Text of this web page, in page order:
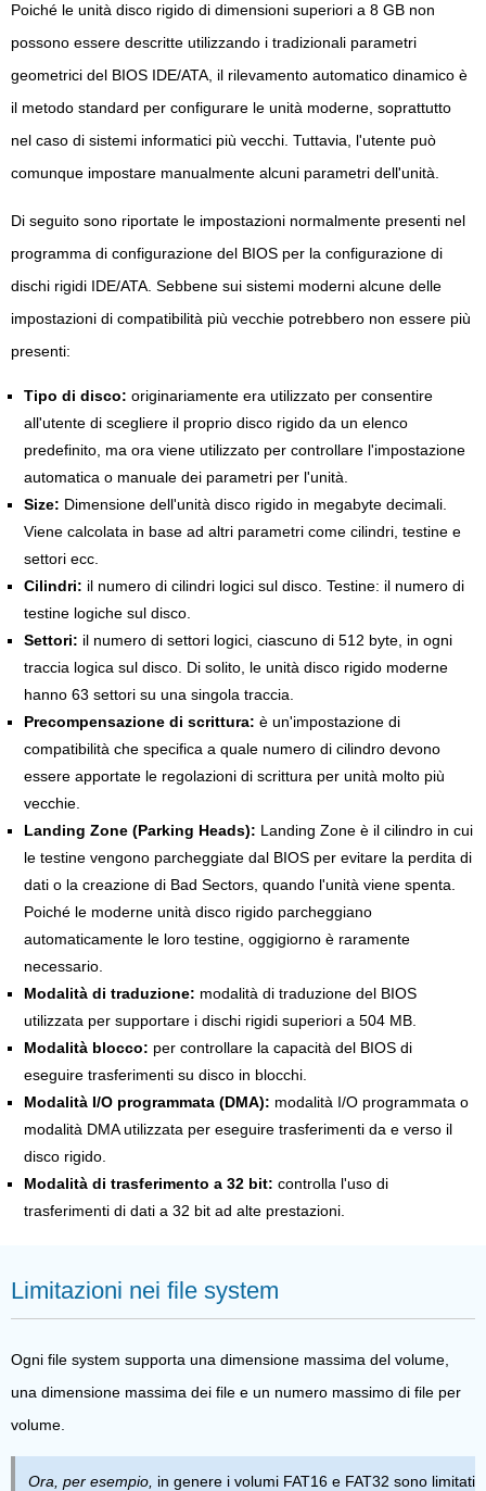
Poiché le unità disco rigido di dimensioni superiori a 8 GB non
possono essere descritte utilizzando i tradizionali parametri
geometrici del BIOS IDE/ATA, il rilevamento automatico dinamico è
il metodo standard per configurare le unità moderne, soprattutto
nel caso di sistemi informatici più vecchi. Tuttavia, l'utente può
comunque impostare manualmente alcuni parametri dell'unità.
Di seguito sono riportate le impostazioni normalmente presenti nel
programma di configurazione del BIOS per la configurazione di
dischi rigidi IDE/ATA. Sebbene sui sistemi moderni alcune delle
impostazioni di compatibilità più vecchie potrebbero non essere più
presenti:
Tipo di disco: originariamente era utilizzato per consentire
all'utente di scegliere il proprio disco rigido da un elenco
predefinito, ma ora viene utilizzato per controllare l'impostazione
automatica o manuale dei parametri per l'unità.
Size: Dimensione dell'unità disco rigido in megabyte decimali.
Viene calcolata in base ad altri parametri come cilindri, testine e
settori ecc.
Cilindri: il numero di cilindri logici sul disco. Testine: il numero di
testine logiche sul disco.
Settori: il numero di settori logici, ciascuno di 512 byte, in ogni
traccia logica sul disco. Di solito, le unità disco rigido moderne
hanno 63 settori su una singola traccia.
Precompensazione di scrittura: è un'impostazione di
compatibilità che specifica a quale numero di cilindro devono
essere apportate le regolazioni di scrittura per unità molto più
vecchie.
Landing Zone (Parking Heads): Landing Zone è il cilindro in cui
le testine vengono parcheggiate dal BIOS per evitare la perdita di
dati o la creazione di Bad Sectors, quando l'unità viene spenta.
Poiché le moderne unità disco rigido parcheggiano
automaticamente le loro testine, oggigiorno è raramente
necessario.
Modalità di traduzione: modalità di traduzione del BIOS
utilizzata per supportare i dischi rigidi superiori a 504 MB.
Modalità blocco: per controllare la capacità del BIOS di
eseguire trasferimenti su disco in blocchi.
Modalità I/O programmata (DMA): modalità I/O programmata o
modalità DMA utilizzata per eseguire trasferimenti da e verso il
disco rigido.
Modalità di trasferimento a 32 bit: controlla l'uso di
trasferimenti di dati a 32 bit ad alte prestazioni.
Limitazioni nei file system
Ogni file system supporta una dimensione massima del volume,
una dimensione massima dei file e un numero massimo di file per
volume.
Ora, per esempio, in genere i volumi FAT16 e FAT32 sono limitati